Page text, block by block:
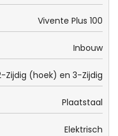
Vivente Plus 100
Inbouw
Zijdig (hoek) en 3-Zijdig
Plaatstaal
Elektrisch